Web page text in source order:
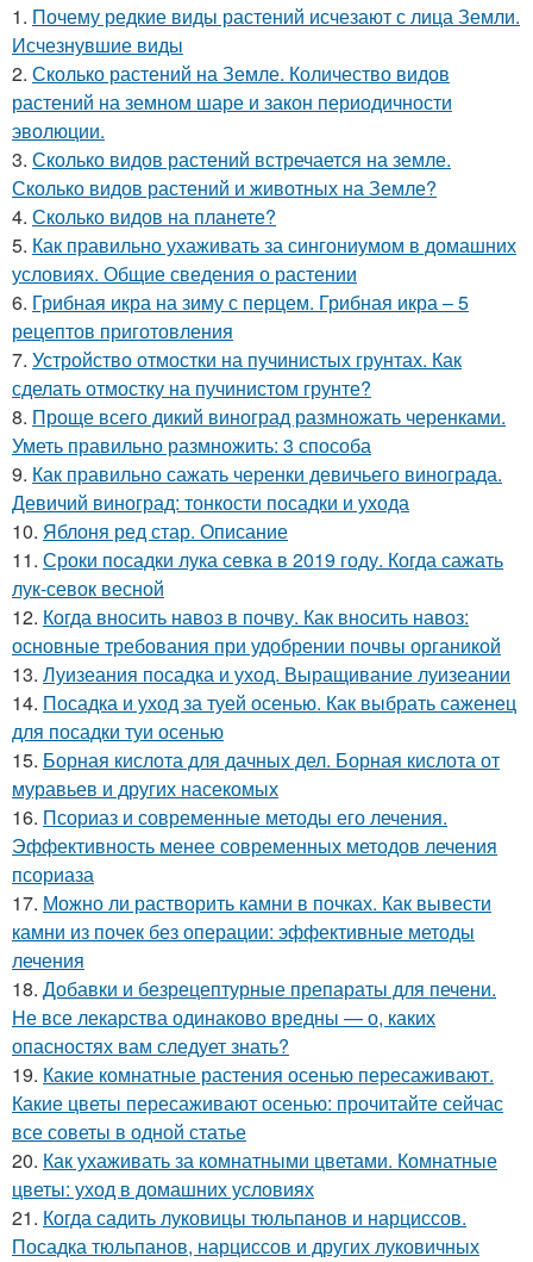
1. Почему редкие виды растений исчезают с лица Земли.
Исчезнувшие виды
2. Сколько растений на Земле. Количество видов
растений на земном шаре и закон периодичности
эволюции.
3. Сколько видов растений встречается на земле.
Сколько видов растений и животных на Земле?
4. Сколько видов на планете?
5. Как правильно ухаживать за сингониумом в домашних
условиях. Общие сведения о растении
6. Грибная икра на зиму с перцем. Грибная икра – 5
рецептов приготовления
7. Устройство отмостки на пучинистых грунтах. Как
сделать отмостку на пучинистом грунте?
8. Проще всего дикий виноград размножать черенками.
Уметь правильно размножить: 3 способа
9. Как правильно сажать черенки девичьего винограда.
Девичий виноград: тонкости посадки и ухода
10. Яблоня ред стар. Описание
11. Сроки посадки лука севка в 2019 году. Когда сажать
лук-севок весной
12. Когда вносить навоз в почву. Как вносить навоз:
основные требования при удобрении почвы органикой
13. Луизеания посадка и уход. Выращивание луизеании
14. Посадка и уход за туей осенью. Как выбрать саженец
для посадки туи осенью
15. Борная кислота для дачных дел. Борная кислота от
муравьев и других насекомых
16. Псориаз и современные методы его лечения.
Эффективность менее современных методов лечения
псориаза
17. Можно ли растворить камни в почках. Как вывести
камни из почек без операции: эффективные методы
лечения
18. Добавки и безрецептурные препараты для печени.
Не все лекарства одинаково вредны — о, каких
опасностях вам следует знать?
19. Какие комнатные растения осенью пересаживают.
Какие цветы пересаживают осенью: прочитайте сейчас
все советы в одной статье
20. Как ухаживать за комнатными цветами. Комнатные
цветы: уход в домашних условиях
21. Когда садить луковицы тюльпанов и нарциссов.
Посадка тюльпанов, нарциссов и других луковичных